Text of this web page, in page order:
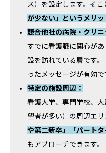
ス）を設定します。そこ
が少ない」というメリ
競合他社の病院・クリ
すでに看護職に関心が
設を訪れている層です
ったメッセージが有効で
特定の施設周辺：
看護大学、専門学校、
望者が多い）の周辺エリ
や第二新卒」「パートタ
もアプローチできます。